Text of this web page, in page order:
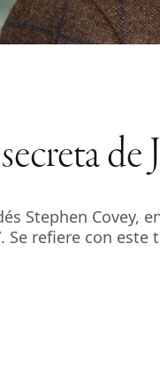
Stephen Covey,
Se refiere con